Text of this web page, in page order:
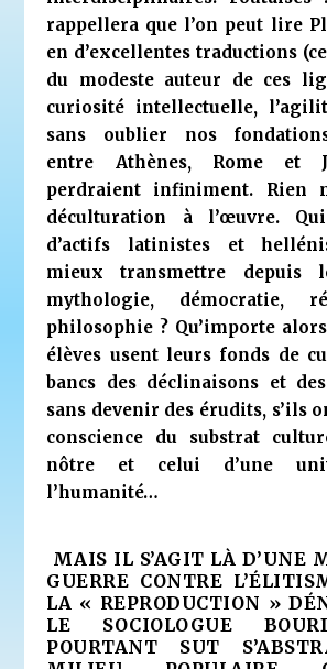
rappellera que l’on peut lire
en d’excellentes traductions
du modeste auteur de ces
curiosité intellectuelle,
sans oublier nos
entre Athènes, Rome et
perdraient infiniment. Rien
déculturation à l’œuvre.
d’actifs latinistes et
mieux transmettre depuis
mythologie, démocratie,
philosophie ? Qu’importe
élèves usent leurs fonds de
bancs des déclinaisons et
sans devenir des érudits, s’ils
conscience du substrat
nôtre et celui d’une
l’humanité…
MAIS IL S’AGIT LÀ D’UNE
GUERRE CONTRE
LA « REPRODUCTION »
LE SOCIOLOGUE
POURTANT SUT